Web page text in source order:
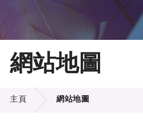
主頁
關於LSCM
技術商品化
網站地圖
網站地圖
主頁 網站地圖